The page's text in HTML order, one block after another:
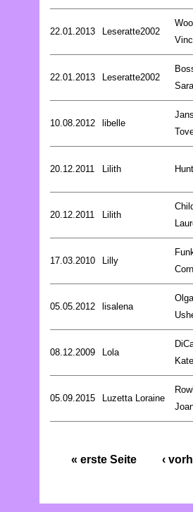
22.01.2013 Leseratte2002
22.01.2013 Leseratte2002
10.08.2012 libelle
20.12.2011 Lilith
20.12.2011 Lilith
17.03.2010 Lilly
05.05.2012 lisalena
Olga
08.12.2009 Lola
Kate
05.09.2015 Luzetta Loraine
« erste Seite ‹